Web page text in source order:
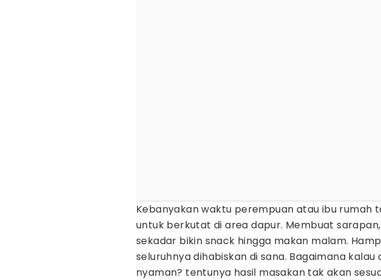
Kebanyakan waktu perempuan atau ibu rumah
untuk berkutat di area dapur. Membuat
sekadar bikin snack hingga makan malam.
seluruhnya dihabiskan di sana. Bagaimana
nyaman? tentunya hasil masakan tak akan